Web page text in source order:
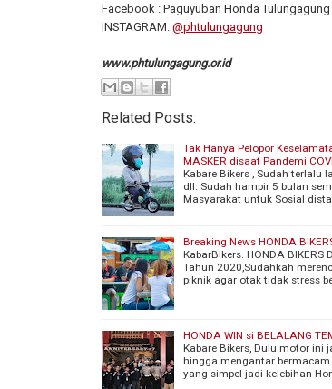
Facebook : Paguyuban Honda Tulungagung
INSTAGRAM: @phtulungagung
www.phtulungagung.or.id
Related Posts:
Tak Hanya Pelopor
MASKER disaat Pandemi
Kabare Bikers , Sudah terlalu
dll. Sudah hampir 5 bulan
Masyarakat untuk Sosial
Breaking News HONDA
KabarBikers. HONDA BIKERS
Tahun 2020,Sudahkah
piknik agar otak tidak stress
HONDA WIN si BELALANG
Kabare Bikers, Dulu motor ini
hingga mengantar bermacam
yang simpel jadi kelebihan